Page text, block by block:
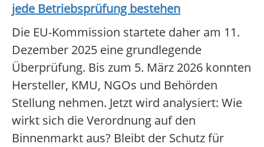
jede Betriebsprüfung bestehen
Die EU-Kommission startete daher am 11.
Dezember 2025 eine grundlegende
Überprüfung. Bis zum 5. März 2026 konnten
Hersteller, KMU, NGOs und Behörden
Stellung nehmen. Jetzt wird analysiert: Wie
wirkt sich die Verordnung auf den
Binnenmarkt aus? Bleibt der Schutz für